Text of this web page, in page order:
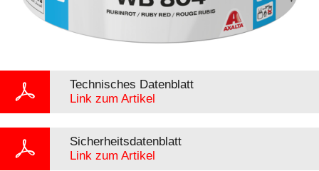
Technisches Datenblatt
Link zum Artikel
Sicherheitsdatenblatt
Link zum Artikel